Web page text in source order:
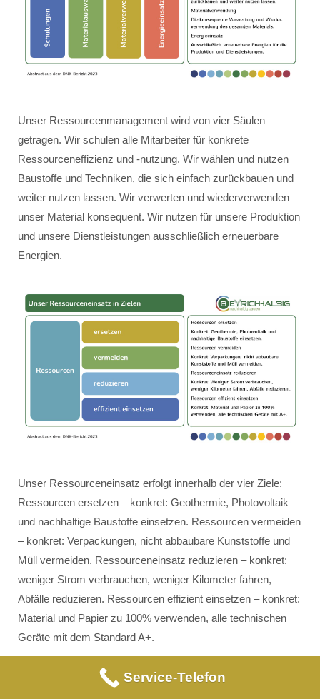
Unser Ressourcenmanagement wird von vier Säulen
getragen. Wir schulen alle Mitarbeiter für konkrete
Ressourceneffizienz und -nutzung. Wir wählen und nutzen
Baustoffe und Techniken, die sich einfach zurückbauen und
weiter nutzen lassen. Wir verwerten und wiederverwenden
unser Material konsequent. Wir nutzen für unsere Produktion
und unsere Dienstleistungen ausschließlich erneuerbare
Energien.
Unser Ressourceneinsatz erfolgt innerhalb der vier Ziele:
Ressourcen ersetzen – konkret: Geothermie, Photovoltaik
und nachhaltige Baustoffe einsetzen. Ressourcen vermeiden
– konkret: Verpackungen, nicht abbaubare Kunststoffe und
Müll vermeiden. Ressourceneinsatz reduzieren – konkret:
weniger Strom verbrauchen, weniger Kilometer fahren,
Abfälle reduzieren. Ressourcen effizient einsetzen – konkret:
Material und Papier zu 100% verwenden, alle technischen
Geräte mit dem Standard A+.
Service-Telefon